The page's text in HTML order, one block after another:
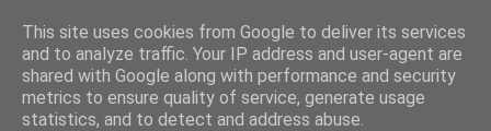
"potentialAction": { "@type": "ReadAction", "target":
"https://www.sophia-ntrekou.gr/2021/08/Aristotle-Alexander-of-
Macedon.html" } }
Αέναη επΑνάσταση
This site uses cookies from Google to deliver its services
and to analyze traffic. Your IP address and user-agent are
shared with Google along with performance and security
metrics to ensure quality of service, generate usage
statistics, and to detect and address abuse.